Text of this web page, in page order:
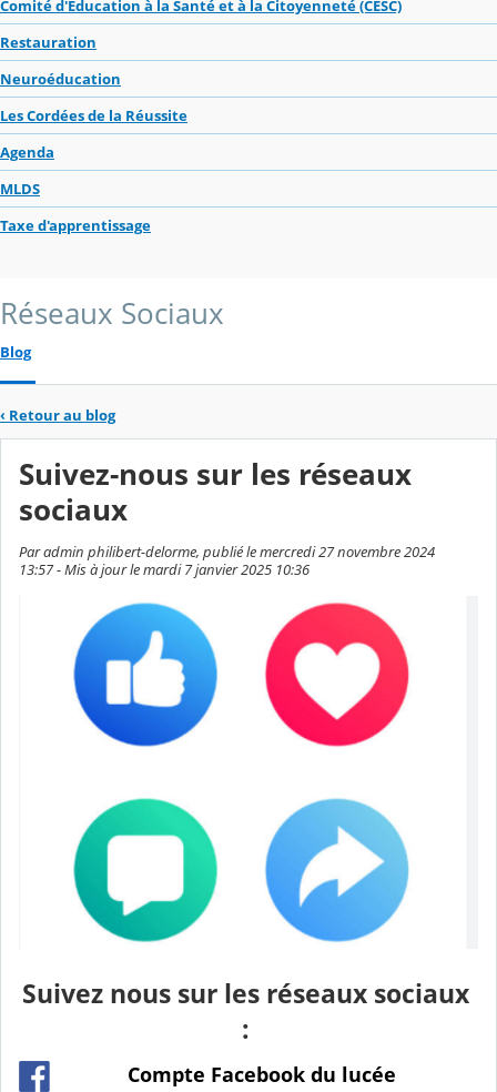
Comité d'Education à la Santé et à la Citoyenneté (CESC)
Restauration
Neuroéducation
Les Cordées de la Réussite
Agenda
MLDS
Taxe d'apprentissage
Réseaux Sociaux
Blog
‹ Retour au blog
Suivez-nous sur les réseaux
sociaux
Par admin philibert-delorme, publié le mercredi 27 novembre 2024
13:57 - Mis à jour le mardi 7 janvier 2025 10:36
Suivez nous sur les réseaux sociaux
:
Compte Facebook du lucée